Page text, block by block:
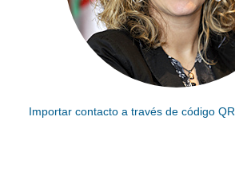
Importar contacto a través de código QR